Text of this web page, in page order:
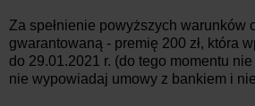
Za spełnienie powyższych warunków
gwarantowaną - premię 200 zł, która
do 29.01.2021 r. (do tego momentu
nie wypowiadaj umowy z bankiem i